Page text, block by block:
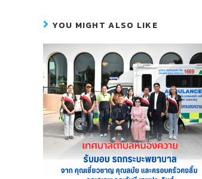
b
o
o
k
e
n
g
er
YOU MIGHT ALSO LIKE